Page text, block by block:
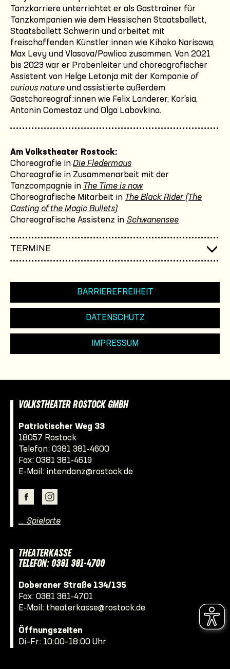
Tanzkarriere unterrichtet er als Gasttrainer für
Tanzkompanien wie dem Hessischen Staatsballett,
Staatsballett Schwerin und arbeitet mit
freischaffenden Künstler:innen wie Kihako Narisawa,
Max Levy und Vlasova/Pawlica zusammen. Von 2021
bis 2023 war er Probenleiter und choreografischer
Assistent von Helge Letonja mit der Kompanie of
curious nature und assistierte außerdem
Gastchoreograf:innen wie Felix Landerer, Kor'sia,
Antonin Comestaz und Olga Labovkina.
Am Volkstheater Rostock:
Choreografie in Die Fledermaus
Choreografie in Zusammenarbeit mit der
Tanzcompagnie in The Time is now
Choreografische Mitarbeit in The Black Rider (The
Casting of the Magic Bullets)
Choreografische Assistenz in Schwanensee
TERMINE
BARRIEREFREIHEIT
DATENSCHUTZ
IMPRESSUM
VOLKSTHEATER ROSTOCK GMBH
Patriotischer Weg 33
18057 Rostock
Telefon: 0381 381-4600
Fax: 0381 381-4619
E-Mail: intendanz@rostock.de
… Spielorte
THEATERKASSE
TELEFON: 0381 381-4700
Doberaner Straße 134/135
Fax: 0381 381-4701
E-Mail: theaterkasse@rostock.de
Öffnungszeiten
Di–Fr: 10:00–18:00 Uhr